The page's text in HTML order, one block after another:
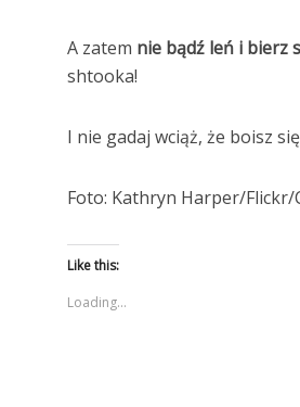
A zatem nie bądź leń i bierz
shtooka!
I nie gadaj wciąż, że boisz
Foto: Kathryn Harper/Flickr/
Like this:
Loading...